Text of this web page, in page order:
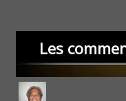
Les